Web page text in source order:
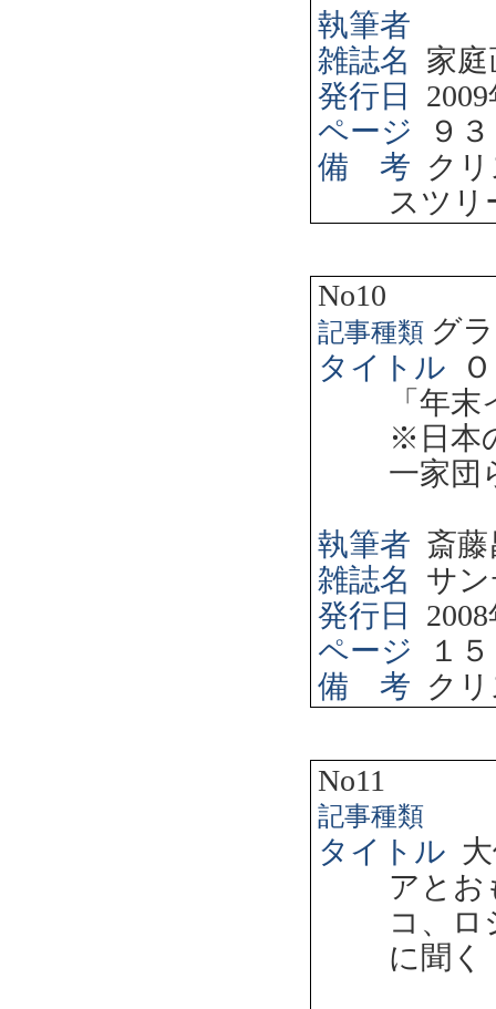
執筆者
雑誌名
家庭
発行日
2009
ページ
９
備 考 ク
スツリ
No10
記事種類 グ
タイトル
「年
※日本
一家団
執筆者 斎藤
雑誌名
サ
発行日
2008
ページ
１
備 考 ク
No11
記事種類
タイトル
アと
コ、ロ
に聞く